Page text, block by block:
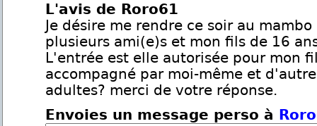
L'avis de Roro61
Je désire me rendre ce soir au mambo
plusieurs ami(e)s et mon fils de 16
L'entrée est elle autorisée pour mon
accompagné par moi-même et
adultes? merci de votre réponse.
Envoies un message perso à